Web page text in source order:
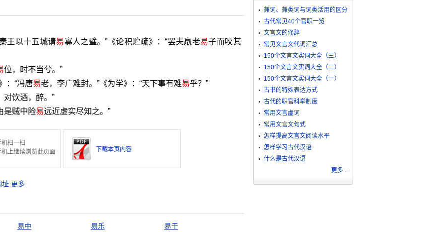
王以十五城请易寡人之璧。”《论积贮疏》：“罢夫羸老易子而咬其
位，时不当兮。”
：“冯唐易老，李广难封。”《为学》：“天下事有难易乎？”
对饮酒，醉。”
是贼中险易远近虚实尽知之。”
扫一扫
机上继续浏览此页面
下载本页内容
址 更多
易中 易乐 易于
兼词、兼类词与词类活用的区分
古代常见40个官职一览
文言文的修辞
常见文言文代词汇总
150个文言文实词大全（三）
150个文言文实词大全（二）
150个文言文实词大全（一）
古书的特殊表达方式
古代的职官科举制度
常用文言虚词
常用文言文句式
怎样提高文言文阅读水平
怎样学习古代汉语
什么是古代汉语
更多...